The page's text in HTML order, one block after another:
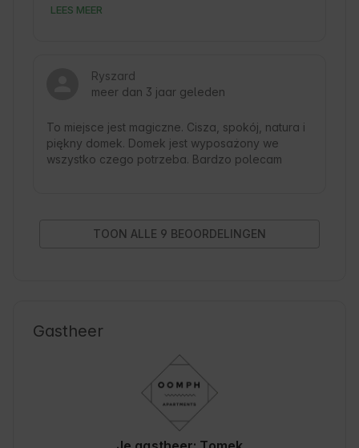
oczekiwania. Sprzęt pływający do dyspozycji. A
LEES MEER
Ryszard
meer dan 3 jaar geleden
To miejsce jest magiczne. Cisza, spokój, natura i
piękny domek. Domek jest wyposażony we
wszystko czego potrzeba. Bardzo polecam
TOON ALLE 9 BEOORDELINGEN
Gastheer